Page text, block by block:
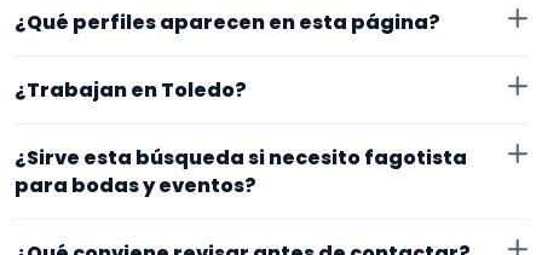
¿Qué perfiles aparecen en esta página?
EncuentraMúsico. La selección está filtrada por
Además, la página se centra en perfiles que trabajan
¿Trabajan en Toledo?
en Toledo. Aun así, conviene confirmar lugar exacto,
cerrar nada.
¿Sirve esta búsqueda si necesito fagotista
para bodas y eventos?